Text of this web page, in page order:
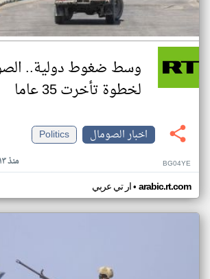
وسط ضغوط دولية..
لخطوة تأخرت 35 عاما
اخبار الصومال
Politics
منذ ١٣ يوم BG04YE
ار تي عربي• arabic.rt.com